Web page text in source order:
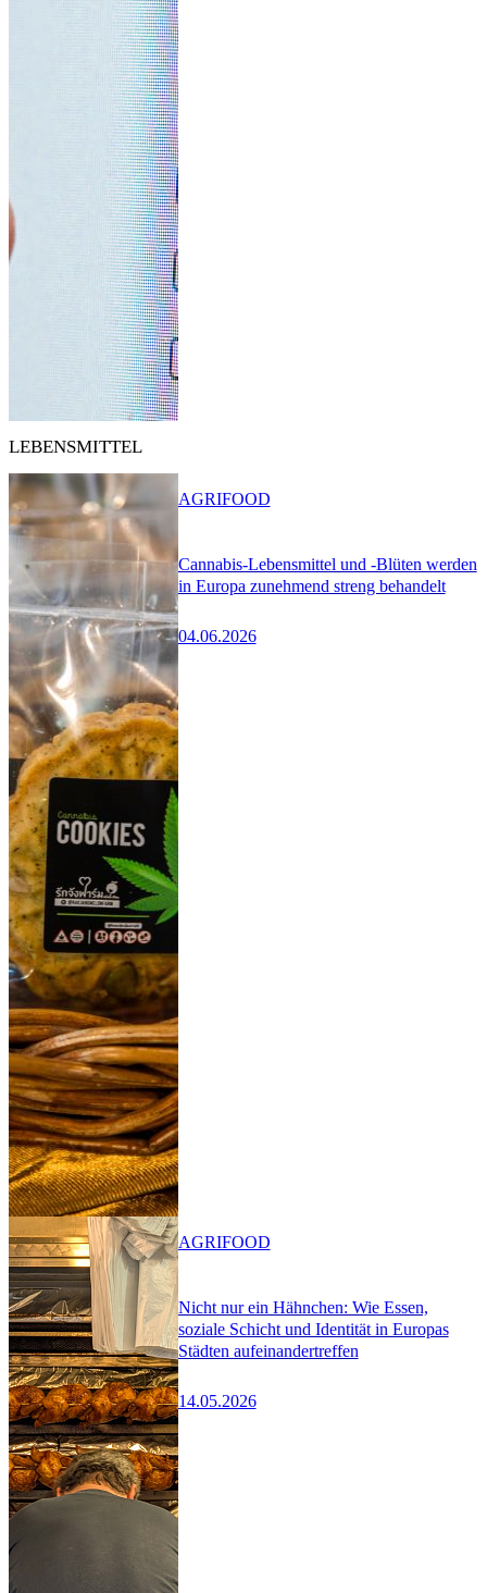
LEBENSMITTEL
Cannabis-Lebensmittel und -Blüten werden
in Europa zunehmend streng behandelt
04.06.2026
AGRIFOOD
Nicht nur ein Hähnchen: Wie Essen,
soziale Schicht und Identität in Europas
Städten aufeinandertreffen
14.05.2026
AGRIFOOD